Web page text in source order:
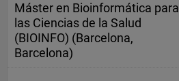
Máster en Bioinformática para
las Ciencias de la Salud
(BIOINFO) (Barcelona,
Barcelona)